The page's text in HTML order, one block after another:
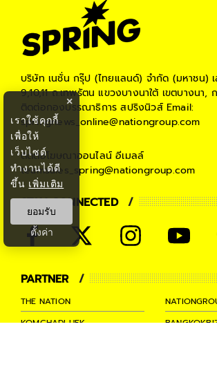
บริษัท เนชั่น กรุ๊ป (ไทยแลนด์) จำกัด (มหาชน)
9,10,11 ถ.เทพรัตน แขวงบางนาใต้ เขตบางนา,
ติดต่อกองบรรณาธิการ สปริงนิวส์Email:
springnews_online@nationgroup.com
ติดต่อโฆษณาออนไลน์ อีเมลล์
teamsales_spring@nationgroup.com
STAY CONNECTED
PARTNER
THE NATION
KOMCHADLUEK
×
เราใช้คุกกี้
เพื่อให้
เว็บไซต์
ทำงานได้ดี
ขึ้น เพิ่มเติม
ยอมรับ
ตั้งค่า